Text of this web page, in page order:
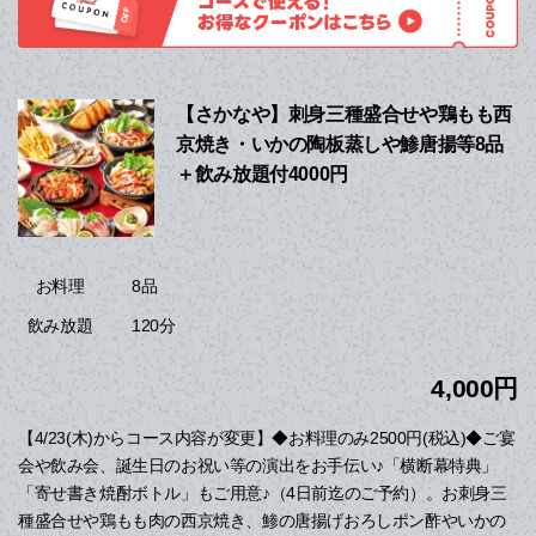
【さかなや】刺身三種盛合せや鶏もも西
京焼き・いかの陶板蒸しや鯵唐揚等8品
＋飲み放題付4000円
お料理 8品
飲み放題 120分
4,000円
【4/23(木)からコース内容が変更】◆お料理のみ2500円(税込)◆ご宴
会や飲み会、誕生日のお祝い等の演出をお手伝い♪「横断幕特典」
「寄せ書き焼酎ボトル」もご用意♪（4日前迄のご予約）。お刺身三
種盛合せや鶏もも肉の西京焼き、鯵の唐揚げおろしポン酢やいかの